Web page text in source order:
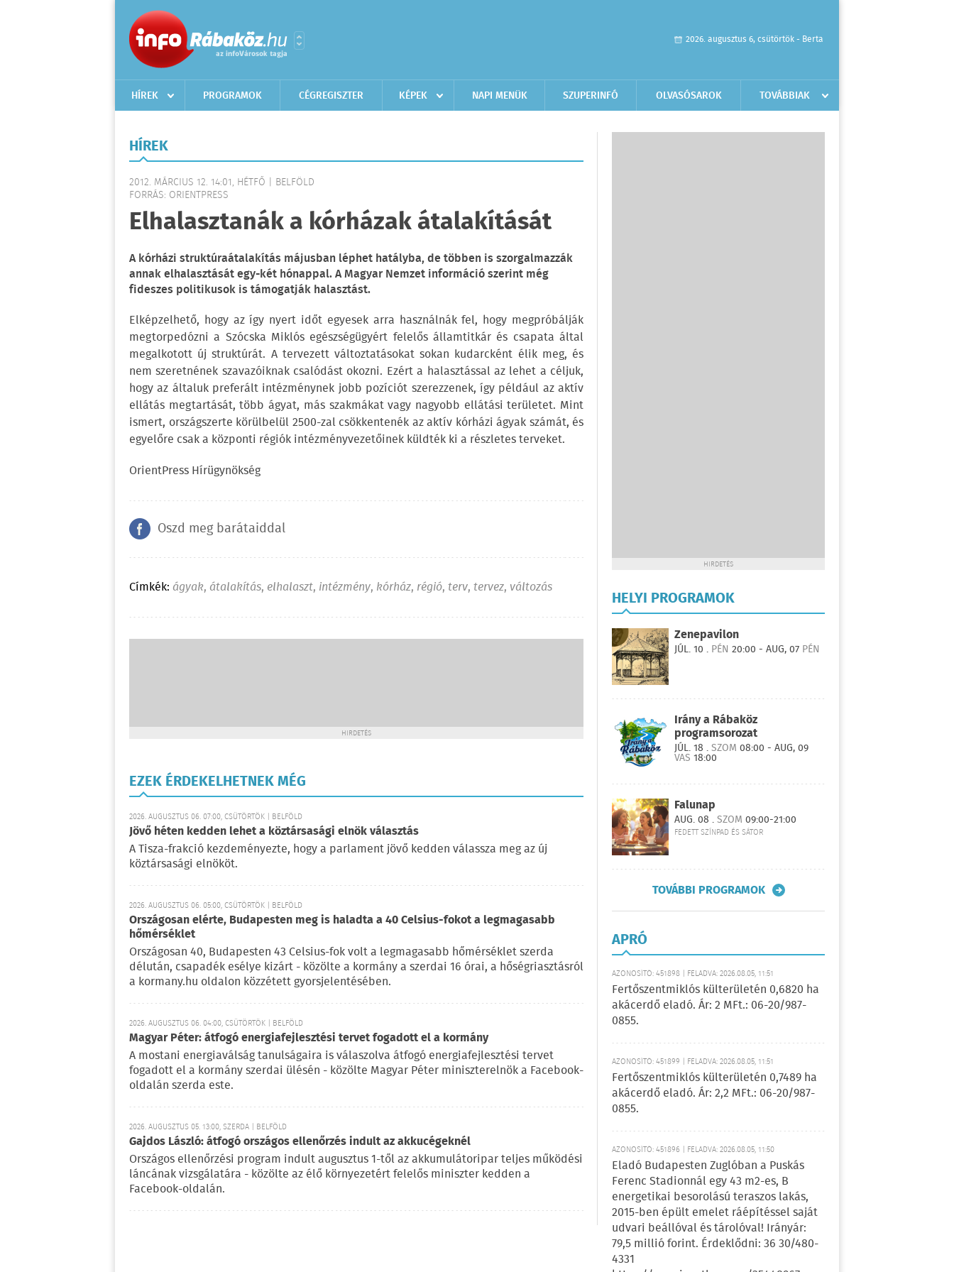
2026. augusztus 6, csütörtök - Berta
HÍREK PROGRAMOK CÉGREGISZTER KÉPEK NAPI MENÜK SZUPERINFÓ OLVASÓSAROK TOVÁBBIAK
HÍREK
2012. MÁRCIUS 12. 14:01, HÉTFŐ | BELFÖLD
FORRÁS: ORIENTPRESS
Elhalasztanák a kórházak átalakítását
A kórházi struktúraátalakítás májusban léphet hatályba, de többen is szorgalmazzák
annak elhalasztását egy-két hónappal. A Magyar Nemzet információ szerint még
fideszes politikusok is támogatják halasztást.
Elképzelhető, hogy az így nyert időt egyesek arra használnák fel, hogy megpróbálják
megtorpedózni a Szócska Miklós egészségügyért felelős államtitkár és csapata által
megalkotott új struktúrát. A tervezett változtatásokat sokan kudarcként élik meg, és
nem szeretnének szavazóiknak csalódást okozni. Ezért a halasztással az lehet a céljuk,
hogy az általuk preferált intézménynek jobb pozíciót szerezzenek, így például az aktív
ellátás megtartását, több ágyat, más szakmákat vagy nagyobb ellátási területet. Mint
ismert, országszerte körülbelül 2500-zal csökkentenék az aktív kórházi ágyak számát, és
egyelőre csak a központi régiók intézményvezetőinek küldték ki a részletes terveket.
OrientPress Hírügynökség
Oszd meg barátaiddal
Címkék: ágyak, átalakítás, elhalaszt, intézmény, kórház, régió, terv, tervez, változás
HIRDETÉS
EZEK ÉRDEKELHETNEK MÉG
2026. AUGUSZTUS 06. 07:00, CSÜTÖRTÖK | BELFÖLD
Jövő héten kedden lehet a köztársasági elnök választás
A Tisza-frakció kezdeményezte, hogy a parlament jövő kedden válassza meg az új
köztársasági elnököt.
2026. AUGUSZTUS 06. 05:00, CSÜTÖRTÖK | BELFÖLD
Országosan elérte, Budapesten meg is haladta a 40 Celsius-fokot a legmagasabb
hőmérséklet
Országosan 40, Budapesten 43 Celsius-fok volt a legmagasabb hőmérséklet szerda
délután, csapadék esélye kizárt - közölte a kormány a szerdai 16 órai, a hőségriasztásról
a kormany.hu oldalon közzétett gyorsjelentésében.
2026. AUGUSZTUS 06. 04:00, CSÜTÖRTÖK | BELFÖLD
Magyar Péter: átfogó energiafejlesztési tervet fogadott el a kormány
A mostani energiaválság tanulságaira is válaszolva átfogó energiafejlesztési tervet
fogadott el a kormány szerdai ülésén - közölte Magyar Péter miniszterelnök a Facebook-
oldalán szerda este.
2026. AUGUSZTUS 05. 13:00, SZERDA | BELFÖLD
Gajdos László: átfogó országos ellenőrzés indult az akkucégeknél
Országos ellenőrzési program indult augusztus 1-től az akkumulátoripar teljes működési
láncának vizsgálatára - közölte az élő környezetért felelős miniszter kedden a
Facebook-oldalán.
HIRDETÉS
HELYI PROGRAMOK
Zenepavilon
JÚL. 10 . PÉN 20:00 - AUG, 07 PÉN
Irány a Rábaköz
programsorozat
JÚL. 18 .SZOM 08:00 - AUG, 09
VAS 18:00
Falunap
AUG. 08 .SZOM 09:00-21:00
FEDETT SZÍNPAD ÉS SÁTOR
TOVÁBBI PROGRAMOK
APRÓ
AZONOSÍTÓ: 451898 | FELADVA: 2026.08.05, 11:51
Fertőszentmiklós külterületén 0,6820 ha
akácerdő eladó. Ár: 2 MFt.: 06-20/987-
0855.
AZONOSÍTÓ: 451899 | FELADVA: 2026.08.05, 11:51
Fertőszentmiklós külterületén 0,7489 ha
akácerdő eladó. Ár: 2,2 MFt.: 06-20/987-
0855.
AZONOSÍTÓ: 451896 | FELADVA: 2026.08.05, 11:50
Eladó Budapesten Zuglóban a Puskás
Ferenc Stadionnál egy 43 m2-es, B
energetikai besorolású teraszos lakás,
2015-ben épült emelet ráépítéssel saját
udvari beállóval és tárolóval! Irányár:
79,5 millió forint. Érdeklődni: 36 30/480-
4331